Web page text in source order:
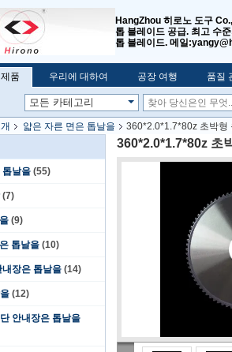
HangZhou 히로노 도구
톱 블레이드 공급. 최고 수
톱 블레이드. 메일
제품 우리에 대하여 공장 여행 품질
얇은 자른 면은 톱날을
360*2.0*1.7*80z 초박형
톱날을 (55)
(7)
(9)
톱날을 (10)
장은 톱날을 (14)
(12)
안내장은 톱날을
360*2.0*1.7*80z 초